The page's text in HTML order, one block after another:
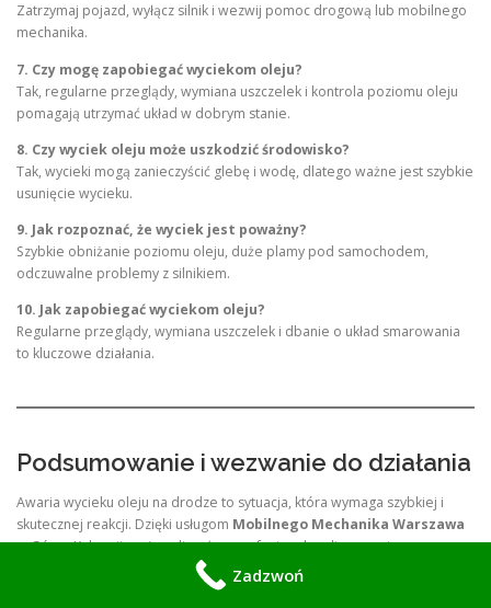
Zatrzymaj pojazd, wyłącz silnik i wezwij pomoc drogową lub mobilnego
mechanika.
7. Czy mogę zapobiegać wyciekom oleju?
Tak, regularne przeglądy, wymiana uszczelek i kontrola poziomu oleju
pomagają utrzymać układ w dobrym stanie.
8. Czy wyciek oleju może uszkodzić środowisko?
Tak, wycieki mogą zanieczyścić glebę i wodę, dlatego ważne jest szybkie
usunięcie wycieku.
9. Jak rozpoznać, że wyciek jest poważny?
Szybkie obniżanie poziomu oleju, duże plamy pod samochodem,
odczuwalne problemy z silnikiem.
10. Jak zapobiegać wyciekom oleju?
Regularne przeglądy, wymiana uszczelek i dbanie o układ smarowania
to kluczowe działania.
Podsumowanie i wezwanie do działania
Awaria wycieku oleju na drodze to sytuacja, która wymaga szybkiej i
skutecznej reakcji. Dzięki usługom Mobilnego Mechanika Warszawa
w Górze Kalwarii możesz liczyć na profesjonalną diagnozę i naprawę na
miejscu, co pozwala zaoszczędzić czas i pieniądze.
Zadzwoń